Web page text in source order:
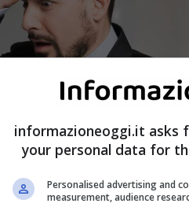
informazioneoggi.it asks
your personal data for
Personalised advertising and
measurement, audience